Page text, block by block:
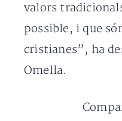
valors
possible, i que
cristianes”, ha
Omella.